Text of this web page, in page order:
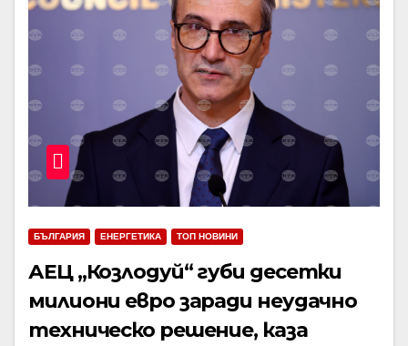
БЪЛГАРИЯ ЕНЕРГЕТИКА ТОП НОВИНИ
АЕЦ „Козлодуй“ губи десетки
милиони евро заради неудачно
техническо решение, каза